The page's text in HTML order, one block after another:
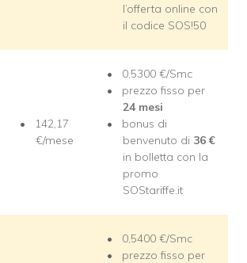
l’offerta online con
il codice SOS!50
142,17
€/mese
0,5300 €/Smc
prezzo fisso per
24 mesi
bonus di
benvenuto di 36 €
in bolletta con la
promo
SOStariffe.it
0,5400 €/Smc
prezzo fisso per